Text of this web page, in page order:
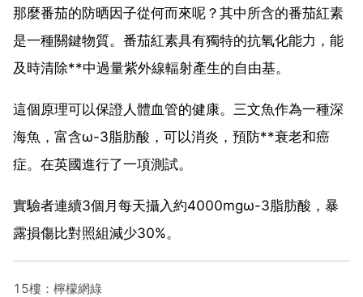
那麼番茄的防晒因子從何而來呢？其中所含的番茄紅素
是一種關鍵物質。番茄紅素具有獨特的抗氧化能力，能
及時清除**中過量紫外線輻射產生的自由基。
這個原理可以保證人體血管的健康。三文魚作為一種深
海魚，富含ω-3脂肪酸，可以消炎，預防**衰老和癌
症。在英國進行了一項測試。
實驗者連續3個月每天攝入約4000mgω-3脂肪酸，暴
露損傷比對照組減少30%。
15樓：檸檬網綠